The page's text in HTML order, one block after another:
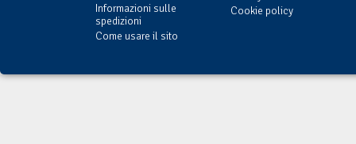
Informazioni sulle
spedizioni
Come usare il sito
Cookie policy